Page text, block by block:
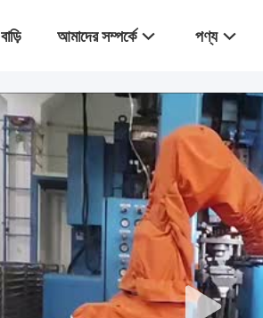
বাড়ি আমাদের সম্পর্কে পণ্য